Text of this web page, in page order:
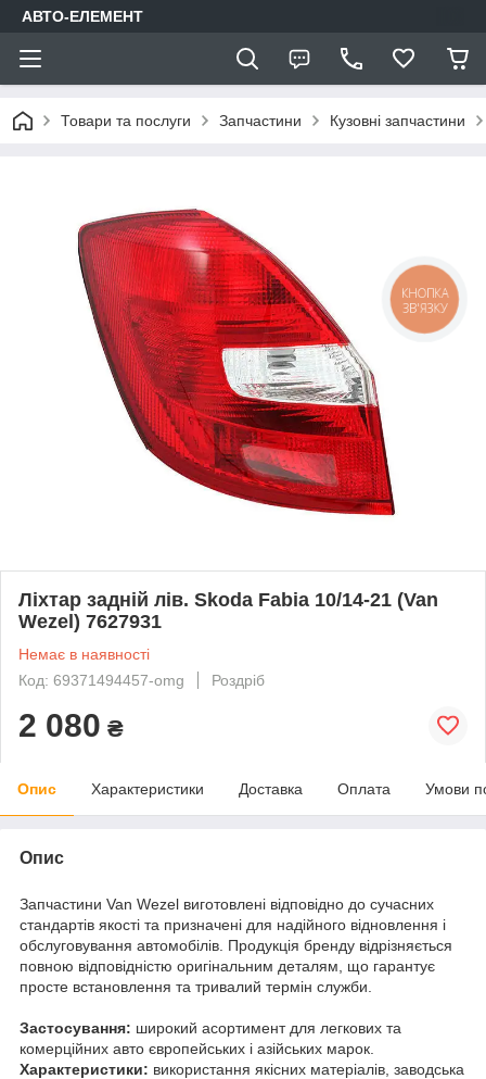
АВТО-ЕЛЕМЕНТ
Товари та послуги Запчастини Кузовні запчастини
Ліхтар задній лів. Skoda Fabia 10/14-21 (Van
Wezel) 7627931
Немає в наявності
Код: 69371494457-omg
Роздріб
2 080 ₴
Опис Характеристики Доставка Оплата Умови
Опис
Запчастини Van Wezel виготовлені відповідно до сучасних
стандартів якості та призначені для надійного відновлення і
обслуговування автомобілів. Продукція бренду відрізняється
повною відповідністю оригінальним деталям, що гарантує
просте встановлення та тривалий термін служби.
Застосування: широкий асортимент для легкових та
комерційних авто європейських і азійських марок.
Характеристики: використання якісних матеріалів, заводська
КНОПКА
ЗВ'ЯЗКУ